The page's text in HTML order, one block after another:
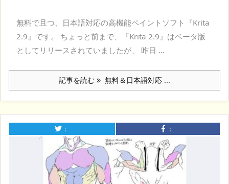
無料で且つ、日本語対応の高機能ペイントソフト『Krita
2.9』です。 ちょっと前まで、『Krita 2.9』はベータ版
としてリリースされていましたが、 昨日 ...
記事を読む 無料＆日本語対応 ...
： ：